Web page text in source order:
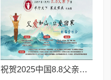
祝贺2025中国8.8父亲节“孝行天下家风传承”论坛暨祈福音乐会圆满成功